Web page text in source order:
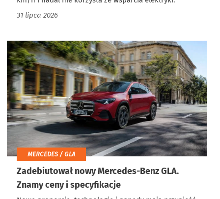
31 lipca 2026
MERCEDES / GLA
Zadebiutował nowy Mercedes-Benz GLA.
Znamy ceny i specyfikacje